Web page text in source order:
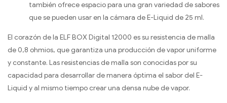
también ofrece espacio para una gran variedad de sabores
que se pueden usar en la cámara de E-Liquid de 25 ml.
El corazón de la ELF BOX Digital 12000 es su resistencia de malla
de 0,8 ohmios, que garantiza una producción de vapor uniforme
y constante. Las resistencias de malla son conocidas por su
capacidad para desarrollar de manera óptima el sabor del E-
Liquid y al mismo tiempo crear una densa nube de vapor.